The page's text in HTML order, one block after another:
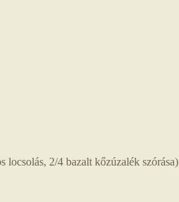
locsolás, 2/4 bazalt kőzúzalék szórása)